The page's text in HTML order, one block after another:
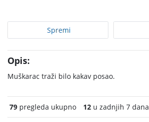
Spremi
Opis:
Muškarac traži bilo kakav posao.
79 pregleda ukupno 12 u zadnjih 7 dana